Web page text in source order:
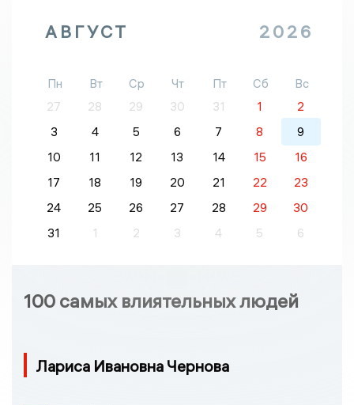
АВГУСТ 2026
Пн Вт Ср Чт Пт Сб
Вс
27
28 29 30 31 1
2
3
4 5 6 7 8
9
10
11 12 13 14 15
16
17
18 19 20 21 22
23
24
25 26 27 28 29
30
31
1 2 3 4 5 6
100 самых влиятельных людей
Лариса Ивановна Чернова